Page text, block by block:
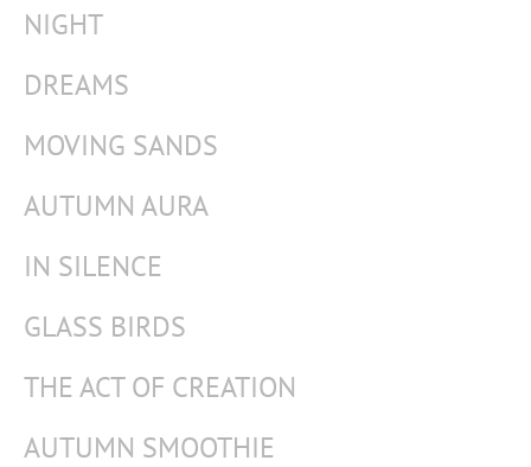
NIGHT
DREAMS
MOVING SANDS
AUTUMN AURA
IN SILENCE
GLASS BIRDS
THE ACT OF CREATION
AUTUMN SMOOTHIE